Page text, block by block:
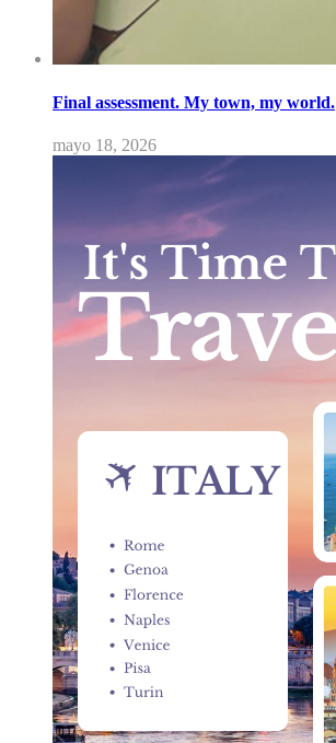
Final assessment. My town, my world.
mayo 18, 2026